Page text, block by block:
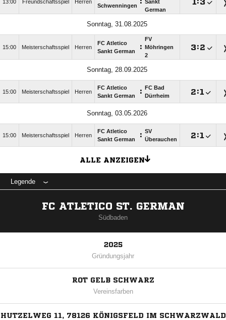
13:00 Freundschaftsspiel Herren
Schwenningen : Sankt
German
:
Sonntag, 31.08.2025
15:00 Meisterschaftsspiel Herren
FC Atletico
Sankt German
:
FV
Möhringen
2
:
Sonntag, 28.09.2025
15:00 Meisterschaftsspiel Herren
FC Atletico
Sankt German
:
FC Bad
Dürrheim
:
Sonntag, 03.05.2026
15:00 Meisterschaftsspiel Herren
FC Atletico
Sankt German
: SV
Überauchen
:
ALLE ANZEIGEN
Legende
FC ATLETICO ST. GERMAN
Südbaden
2025
Gründungsjahr
ROT GELB SCHWARZ
Vereinsfarben
HUTZELWEG 11, 78126 KÖNIGSFELD IM SCHWARZWALD